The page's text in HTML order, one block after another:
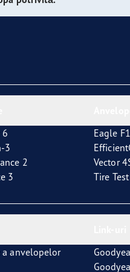
6
3
2
3
Eagle
Vector
Tire
a anvelopelor